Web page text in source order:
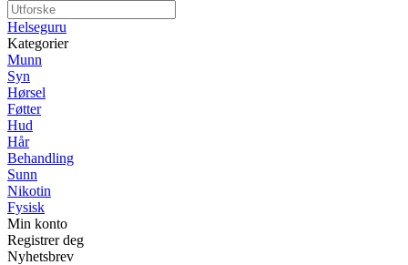
Helseguru
Kategorier
Munn
Syn
Hørsel
Føtter
Hud
Hår
Behandling
Sunn
Nikotin
Fysisk
Min konto
Registrer deg
Nyhetsbrev